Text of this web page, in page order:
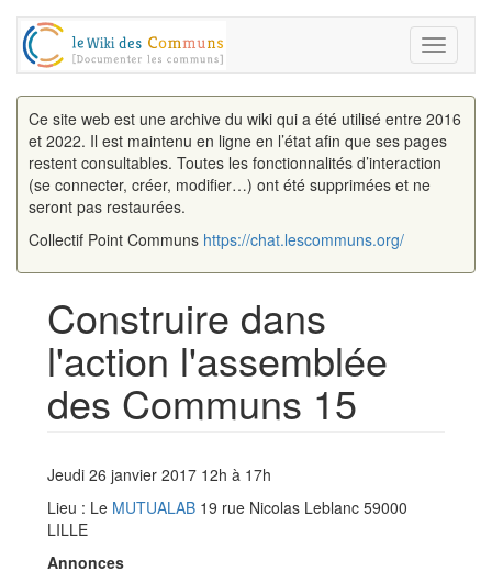
Toggle
Ce site web est une archive du wiki qui a été utilisé entre 2016
et 2022. Il est maintenu en ligne en l’état afin que ses pages
restent consultables. Toutes les fonctionnalités d’interaction
(se connecter, créer, modifier…) ont été supprimées et ne
seront pas restaurées.
Collectif Point Communs https://chat.lescommuns.org/
Construire dans
l'action l'assemblée
des Communs 15
Jeudi 26 janvier 2017 12h à 17h
Lieu : Le MUTUALAB 19 rue Nicolas Leblanc 59000
LILLE
Annonces